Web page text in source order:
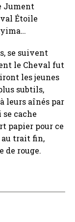
Jument
Étoile
se suivent
le Cheval fut
les jeunes
subtils,
leurs aînés par
cache
papier pour ce
au trait fin,
de rouge.